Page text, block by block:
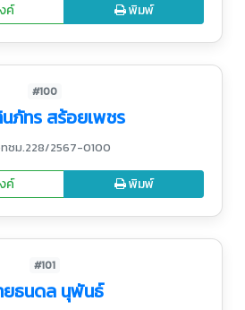
ค์ พิมพ์
#100
ภัทร สร้อยเพชร
ชม.228/2567-0100
ค์ พิมพ์
#101
ยธนดล นุพันธ์